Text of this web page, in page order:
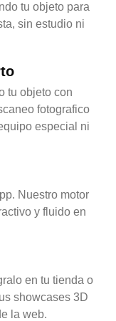
tu objeto para
sin estudio ni
tu objeto con
fotografico
especial ni
Nuestro motor
y fluido en
en tu tienda o
showcases 3D
la web.